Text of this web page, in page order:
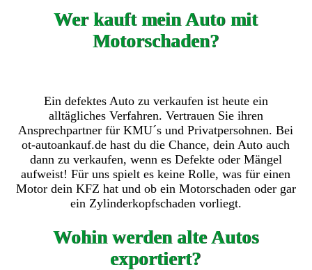
Wer kauft mein Auto mit
Motorschaden?
Ein defektes Auto zu verkaufen ist heute ein
alltägliches Verfahren. Vertrauen Sie ihren
Ansprechpartner für KMU´s und Privatpersohnen. Bei
ot-autoankauf.de hast du die Chance, dein Auto auch
dann zu verkaufen, wenn es Defekte oder Mängel
aufweist! Für uns spielt es keine Rolle, was für einen
Motor dein KFZ hat und ob ein Motorschaden oder gar
ein Zylinderkopfschaden vorliegt.
Wohin werden alte Autos
exportiert?